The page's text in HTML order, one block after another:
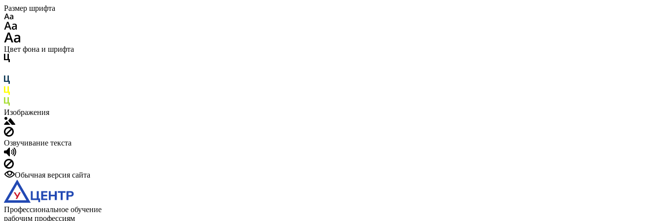
Размер шрифта
Цвет фона и шрифта
Изображения
Озвучивание текста
Обычная версия сайта
Профессиональное обучение
рабочим профессиям